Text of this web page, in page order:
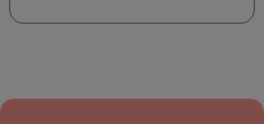
constante entre la herencia culinaria vasca y
de una merluza perfectamente rebozada,